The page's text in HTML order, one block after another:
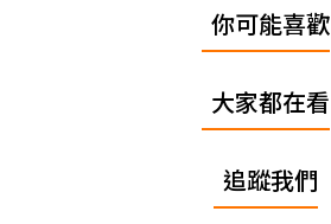
你可能喜歡
大家都在看
追蹤我們